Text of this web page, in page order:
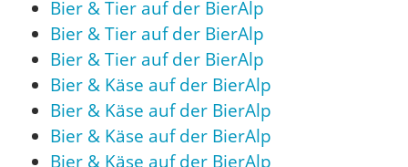
Bier & Tier auf der BierAlp
Bier & Tier auf der BierAlp
Bier & Tier auf der BierAlp
Bier & Käse auf der BierAlp
Bier & Käse auf der BierAlp
Bier & Käse auf der BierAlp
Bier & Käse auf der BierAlp